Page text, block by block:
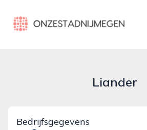
onzestadnijmegen.nl
Liander
Bedrijfsgegevens